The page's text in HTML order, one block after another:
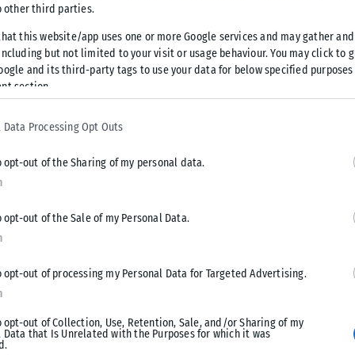
other third parties.
this website/app uses one or more Google services and may gather
but not limited to your visit or usage behaviour. You may click to
and its third-party tags to use your data for below specified
section.
Data Processing Opt Outs
opt-out of the Sharing of my personal data.
opt-out of the Sale of my Personal Data.
opt-out of processing my Personal Data for Targeted Advertising.
opt-out of Collection, Use, Retention, Sale, and/or Sharing of my
Data that Is Unrelated with the Purposes for which it was
η αναμέτρηση του Ιωνικού με
πανό για τα Τέμπη.
ήταν ανθρώπινο λάθος αλλά ούτε και δυστύχημα. Την
να κατέβει το πανό για ώστε να αρχίσει η αναμέτρηση. Ο